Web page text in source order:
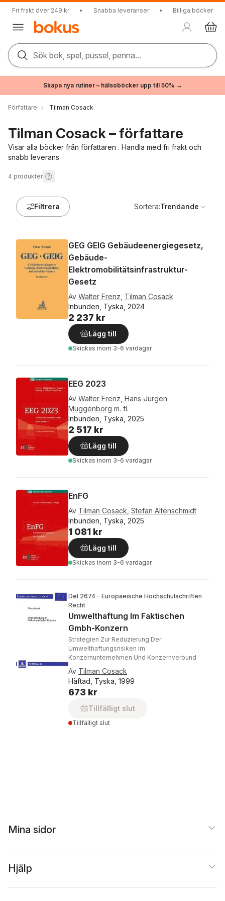
Fri frakt över 249 kr • Snabba leveranser • Billiga böcker
Sök bok, spel, pussel, penna...
Skapa nya rutiner – hälsoböcker upp till 50% →
Författare Tilman Cosack
Tilman Cosack – författare
Visar alla böcker från författaren . Handla med fri frakt och
snabb leverans.
4 produkter
Filtrera Sortera:Trendande
GEG GEIG Gebäudeenergiegesetz,
Gebäude-
Elektromobilitätsinfrastruktur-
Gesetz
Av Walter Frenz Tilman Cosack
Inbunden, Tyska, 2024
2 237 kr
Lägg till
Skickas inom 3-6 vardagar
EEG 2023
Av Walter Frenz Hans-Jürgen
Müggenborg m. fl.
Inbunden, Tyska, 2025
2 517 kr
Lägg till
Skickas inom 3-6 vardagar
EnFG
Av Tilman Cosack Stefan Altenschmidt
Inbunden, Tyska, 2025
1 081 kr
Lägg till
Skickas inom 3-6 vardagar
Del 2674 - Europaeische Hochschulschriften
Recht
Umwelthaftung Im Faktischen
Gmbh-Konzern
Strategien Zur Reduzierung Der
Umwelthaftungsrisiken Im
Konzernunternehmen Und Konzernverbund
Av Tilman Cosack
Häftad, Tyska, 1999
673 kr
Tillfälligt slut
Tillfälligt slut
Mina sidor
Hjälp